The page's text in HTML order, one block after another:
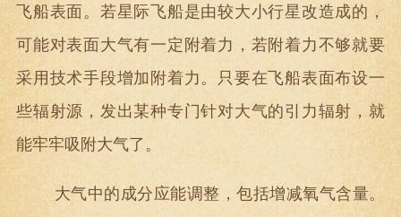
飞船表面。若星际飞船是由较大小行星改造成的，
可能对表面大气有一定附着力，若附着力不够就要
采用技术手段增加附着力。只要在飞船表面布设一
些辐射源，发出某种专门针对大气的引力辐射，就
能牢牢吸附大气了。
大气中的成分应能调整，包括增减氧气含量。